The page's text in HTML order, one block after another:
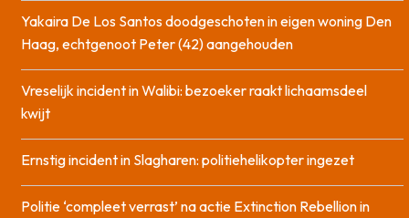
Yakaira De Los Santos doodgeschoten in eigen woning Den
Haag, echtgenoot Peter (42) aangehouden
Vreselijk incident in Walibi: bezoeker raakt lichaamsdeel
kwijt
Ernstig incident in Slagharen: politiehelikopter ingezet
Politie ‘compleet verrast’ na actie Extinction Rebellion in